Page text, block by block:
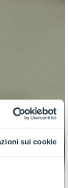
sui cookie